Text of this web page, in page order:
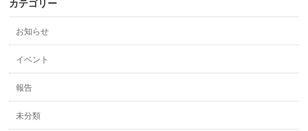
カテゴリー
お知らせ
イベント
報告
未分類